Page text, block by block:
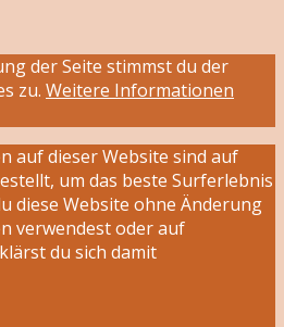
der Seite stimmst du der
zu. Weitere Informationen
auf dieser Website sind auf
um das beste Surferlebnis
diese Website ohne Änderung
verwendest oder auf
du sich damit